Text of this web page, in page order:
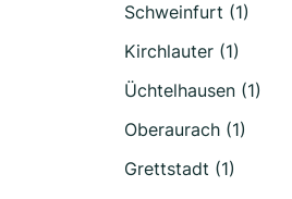
Schweinfurt (1)
Kirchlauter (1)
Üchtelhausen (1)
Oberaurach (1)
Grettstadt (1)